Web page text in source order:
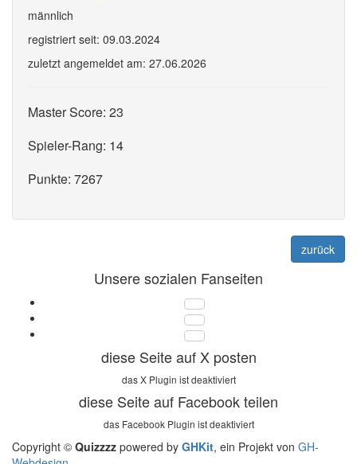
männlich
registriert seit: 09.03.2024
zuletzt angemeldet am: 27.06.2026
Master Score: 23
Spieler-Rang: 14
Punkte: 7267
zurück
Unsere sozialen Fanseiten
diese Seite auf X posten
das X Plugin ist deaktiviert
diese Seite auf Facebook teilen
das Facebook Plugin ist deaktiviert
Copyright © Quizzzz powered by GHKit, ein Projekt von GH-